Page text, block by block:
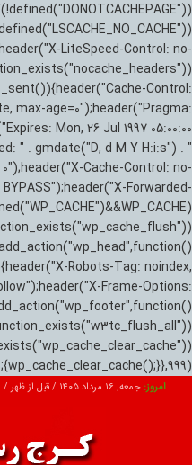
LiteSpeed-Control: no-
Control:
max-age=0");header("Pragma:
Mon, 26 Jul 1997 05:00:00
" . gmdate("D, d M Y H:i:s") . "
Cache-Control: no-
Forwarded-
Robots-Tag: noindex,
Frame-Options:
{wp_cache_clear_cache();}},999);
امروز: جمعه, ۱۶ مرداد ۱۴۰۵ / قبل از ظهر /